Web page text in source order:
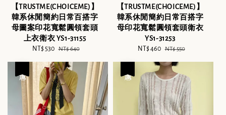
【TRUSTME(CHOICEME)】
韓系休閒簡約日常百搭字
母圖案印花寬鬆圓領套頭
上衣衛衣 YS1-31155
Sale
NT$ 530 Regular
NT$ 640
【TRUSTME(CHOICEME)】
韓系休閒簡約日常百搭字
母印花寬鬆圓領套頭衛衣
YS1-31253
Sale
NT$ 460 Regular
NT$ 550